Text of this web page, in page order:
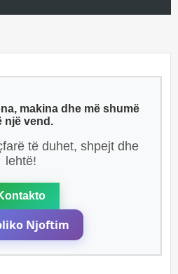
makina dhe më shumë
një vend.
të duhet, shpejt dhe
lehtë!
Njoftim